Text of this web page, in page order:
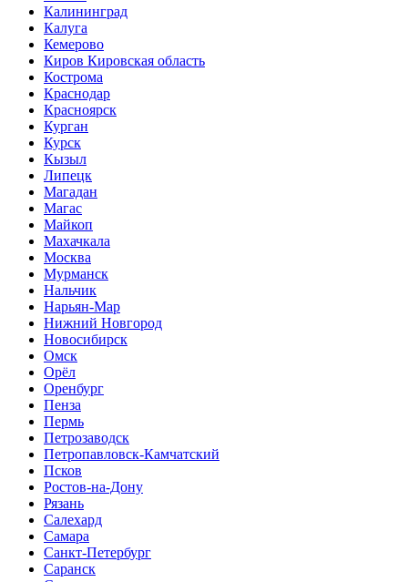
Калининград
Калуга
Кемерово
Киров Кировская область
Кострома
Краснодар
Красноярск
Курган
Курск
Кызыл
Липецк
Магадан
Магас
Майкоп
Махачкала
Москва
Мурманск
Нальчик
Нарьян-Мар
Нижний Новгород
Новосибирск
Омск
Орёл
Оренбург
Пенза
Пермь
Петрозаводск
Петропавловск-Камчатский
Псков
Ростов-на-Дону
Рязань
Салехард
Самара
Санкт-Петербург
Саранск